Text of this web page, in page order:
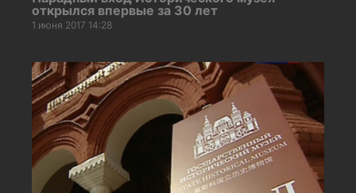
открылся впервые за 30 лет
1 июня 2017 14:28